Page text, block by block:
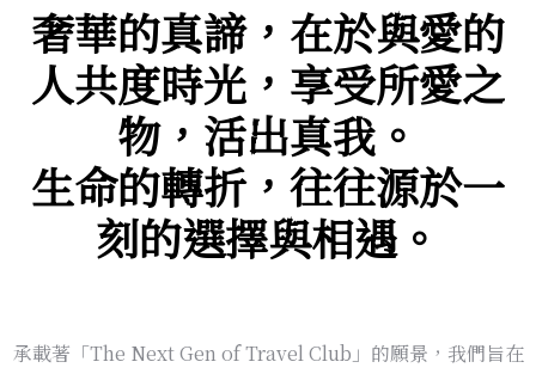
奢華的真諦，在於與愛的
人共度時光，享受所愛之
物，活出真我。
生命的轉折，往往源於一
刻的選擇與相遇。
承載著「The Next Gen of Travel Club」的願景，我們旨在